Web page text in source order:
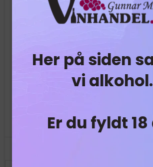
Her på siden
vi alkohol.
Er du fyldt 18
Bryghuset Møn - Klintekongens
Bryghuset Møn
og citrus giver en fin balance